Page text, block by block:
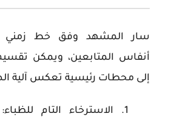
سار المشهد وفق خط
أنفاس المتابعين، ويمكن
إلى محطات رئيسية تعكس آلية
الاسترخاء التام للظباء: